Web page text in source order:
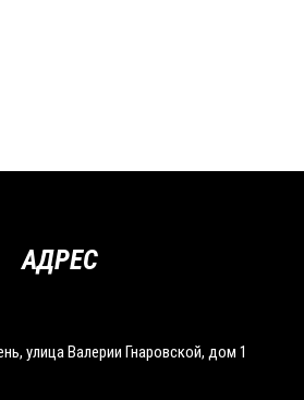
АДРЕС
улица Валерии Гнаровской, дом 1